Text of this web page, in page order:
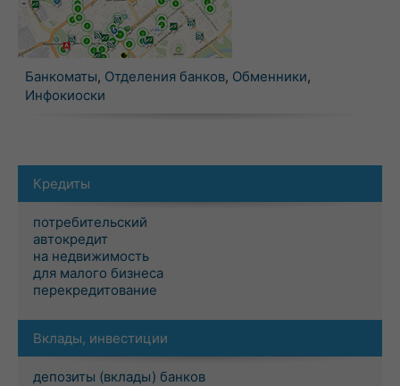
Банкоматы, Отделения банков, Обменники,
Инфокиоски
Кредиты
потребительский
автокредит
на недвижимость
для малого бизнеса
перекредитование
Вклады, инвестиции
депозиты (вклады) банков